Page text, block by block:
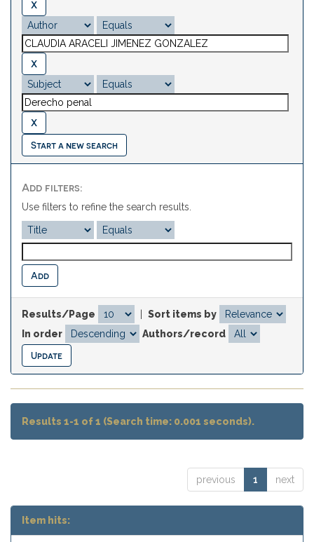
Start a new search
Add filters:
Use filters to refine the search results.
Results/Page
Sort items by
In order
Authors/record
Results 1-1 of 1 (Search time: 0.001 seconds).
previous 1 next
Item hits: